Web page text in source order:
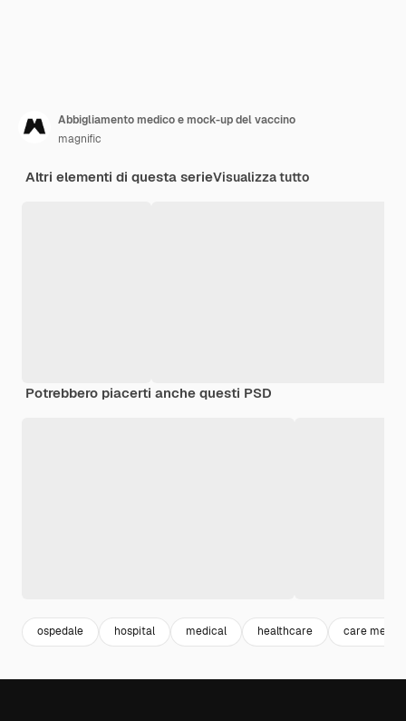
Abbigliamento medico e mock-up del vaccino
magnific
Altri elementi di questa serieVisualizza tutto
Potrebbero piacerti anche questi PSD
ospedale hospital medical healthcare care